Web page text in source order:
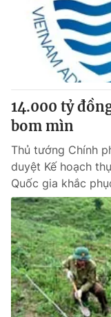
Tin tức
Thế giới đó đây
Câu chuyện quốc
Kinh tế
Tài chính
Thị trường
Góc doanh nghiệp
Dữ liệu và đời
Truyền hình
Hậu trường
Nhân vật
Khán giả
Giải sao mai
Giải trí
Điện ảnh
Âm nhạc
Sao
Đời sống
Du lịch
Làm đẹp
Chất lượng cuộc
Giáo dục
Tuyển sinh
Học trực tuyến
Công nghệ
Hitech Công nghệ
Giao lưu trực
14.000 tỷ
bom mìn
Thủ tướng Chính
duyệt Kế hoạch
Quốc gia khắc